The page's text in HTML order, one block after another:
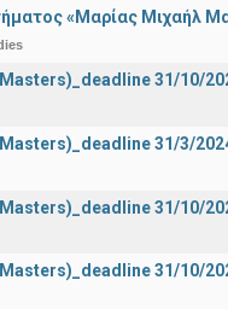
«Μαρίας Μιχαήλ
31/10/
31/3/
31/10/
31/10/